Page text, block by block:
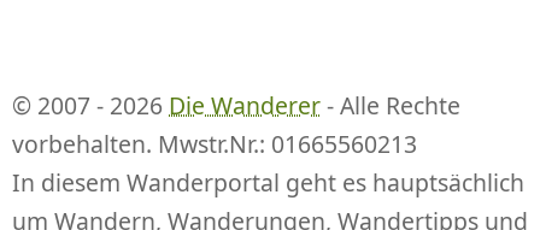
© 2007 - 2026 Die Wanderer- Alle Rechte
vorbehalten. Mwstr.Nr.: 01665560213
In diesem Wanderportal geht es hauptsächlich
um Wandern, Wanderungen, Wandertipps und